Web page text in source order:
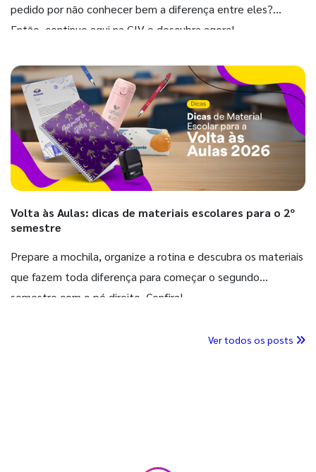
pedido por não conhecer bem a diferença entre eles?
Então, continue aqui na GIV e descubra agora!
Volta às Aulas: dicas de materiais escolares para o 2º
semestre
Prepare a mochila, organize a rotina e descubra os materiais
que fazem toda diferença para começar o segundo
semestre com o pé direito. Confira!
Ver todos os posts